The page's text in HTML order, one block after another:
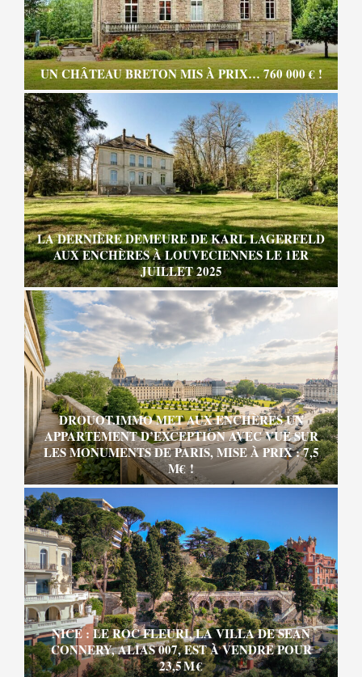
UN CHÂTEAU BRETON MIS À PRIX… 760 000 € !
LA DERNIÈRE DEMEURE DE KARL LAGERFELD
AUX ENCHÈRES À LOUVECIENNES LE 1ER
JUILLET 2025
DROUOT.IMMO MET AUX ENCHÈRES UN
APPARTEMENT D’EXCEPTION AVEC VUE SUR
LES MONUMENTS DE PARIS, MISE À PRIX : 7,5
M€ !
NICE : LE ROC FLEURI, LA VILLA DE SEAN
CONNERY, ALIAS 007, EST À VENDRE POUR
23,5 M €